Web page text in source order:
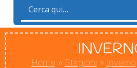
Home » Stagioni » Inverno